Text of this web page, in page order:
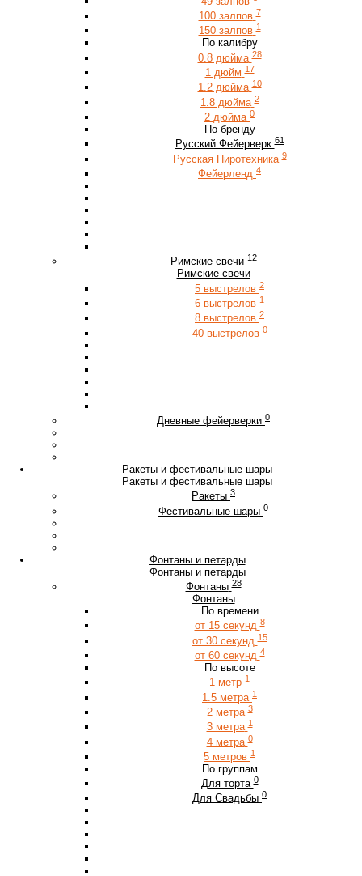
100 залпов 7
150 залпов 1
По калибру
0.8 дюйма 28
1 дюйм 17
1.2 дюйма 10
1.8 дюйма 2
2 дюйма 0
По бренду
Русский Фейерверк 61
Русская Пиротехника 9
Фейерленд 4
Римские свечи 12
Римские свечи
5 выстрелов 2
6 выстрелов 1
8 выстрелов 2
40 выстрелов 0
Дневные фейерверки 0
Ракеты и фестивальные шары
Ракеты и фестивальные шары
Ракеты 3
Фестивальные шары 0
Фонтаны и петарды
Фонтаны и петарды
Фонтаны 28
Фонтаны
По времени
от 15 секунд 8
от 30 секунд 15
от 60 секунд 4
По высоте
1 метр 1
1.5 метра 1
2 метра 3
3 метра 1
4 метра 0
5 метров 1
По группам
Для торта 0
Для Свадьбы 0